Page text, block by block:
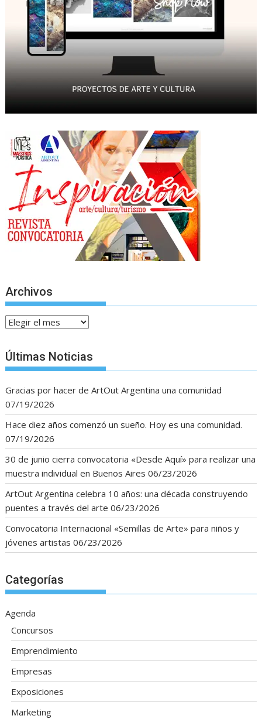
Archivos
Archivos
Últimas Noticias
Gracias por hacer de ArtOut Argentina una comunidad
07/19/2026
Hace diez años comenzó un sueño. Hoy es una comunidad.
07/19/2026
30 de junio cierra convocatoria «Desde Aquí» para realizar una
muestra individual en Buenos Aires 06/23/2026
ArtOut Argentina celebra 10 años: una década construyendo
puentes a través del arte 06/23/2026
Convocatoria Internacional «Semillas de Arte» para niños y
jóvenes artistas 06/23/2026
Categorías
Agenda
Concursos
Emprendimiento
Empresas
Exposiciones
Marketing